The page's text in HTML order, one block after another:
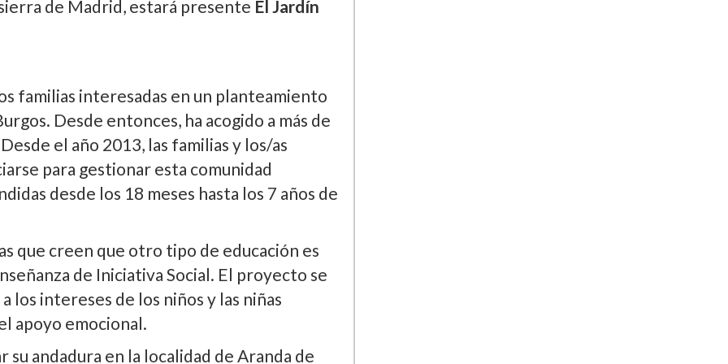
de Madrid, estará presente El Jardí­n
familias interesadas en un planteamiento
Desde entonces, ha acogido a más de
el año 2013, las familias y los/as
para gestionar esta comunidad
desde los 18 meses hasta los 7 años de
que creen que otro tipo de educación es
de Iniciativa Social. El proyecto se
los intereses de los niños y las niñas
apoyo emocional.
andadura en la localidad de Aranda de